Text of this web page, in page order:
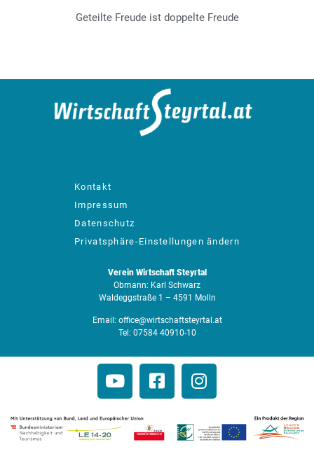
Geteilte Freude ist doppelte Freude
Kontakt
Impressum
Datenschutz
Privatsphäre-Einstellungen ändern
Verein Wirtschaft Steyrtal
Obmann: Karl Schwarz
Waldeggstraße 1 – 4591 Molln
Email: office@wirtschaftsteyrtal.at
Tel: 07584 40910-10